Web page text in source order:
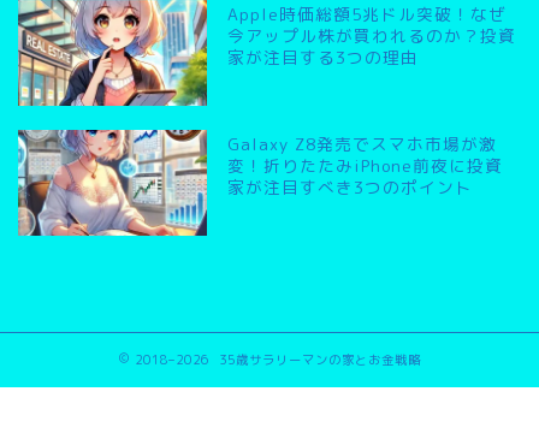
Apple時価総額5兆ドル突破！なぜ
今アップル株が買われるのか？投資
家が注目する3つの理由
Galaxy Z8発売でスマホ市場が激
変！折りたたみiPhone前夜に投資
家が注目すべき3つのポイント
2018–2026 35歳サラリーマンの家とお金戦略